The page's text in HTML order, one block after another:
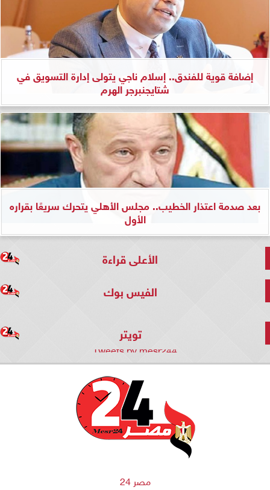
إضافة قوية للفندق.. إسلام ناجي يتولى إدارة التسويق في
شتايجنبرجر الهرم
بعد صدمة اعتذار الخطيب.. مجلس الأهلي يتحرك سريعًا بقراره
الأول
الأعلى قراءة
الفيس بوك
تويتر
Tweets by mesr244
مصر 24